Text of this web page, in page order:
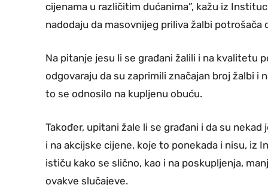
cijenama u različitim dućanima”, kažu iz
nadodaju da masovnijeg priliva žalbi
Na pitanje jesu li se građani žalili i na kvalitetu
odgovaraju da su zaprimili značajan broj žalbi
to se odnosilo na kupljenu obuću.
Također, upitani žale li se građani i da su
i na akcijske cijene, koje to ponekada i nisu, iz
ističu kako se slično, kao i na poskupljenja,
ovakve slučajeve.